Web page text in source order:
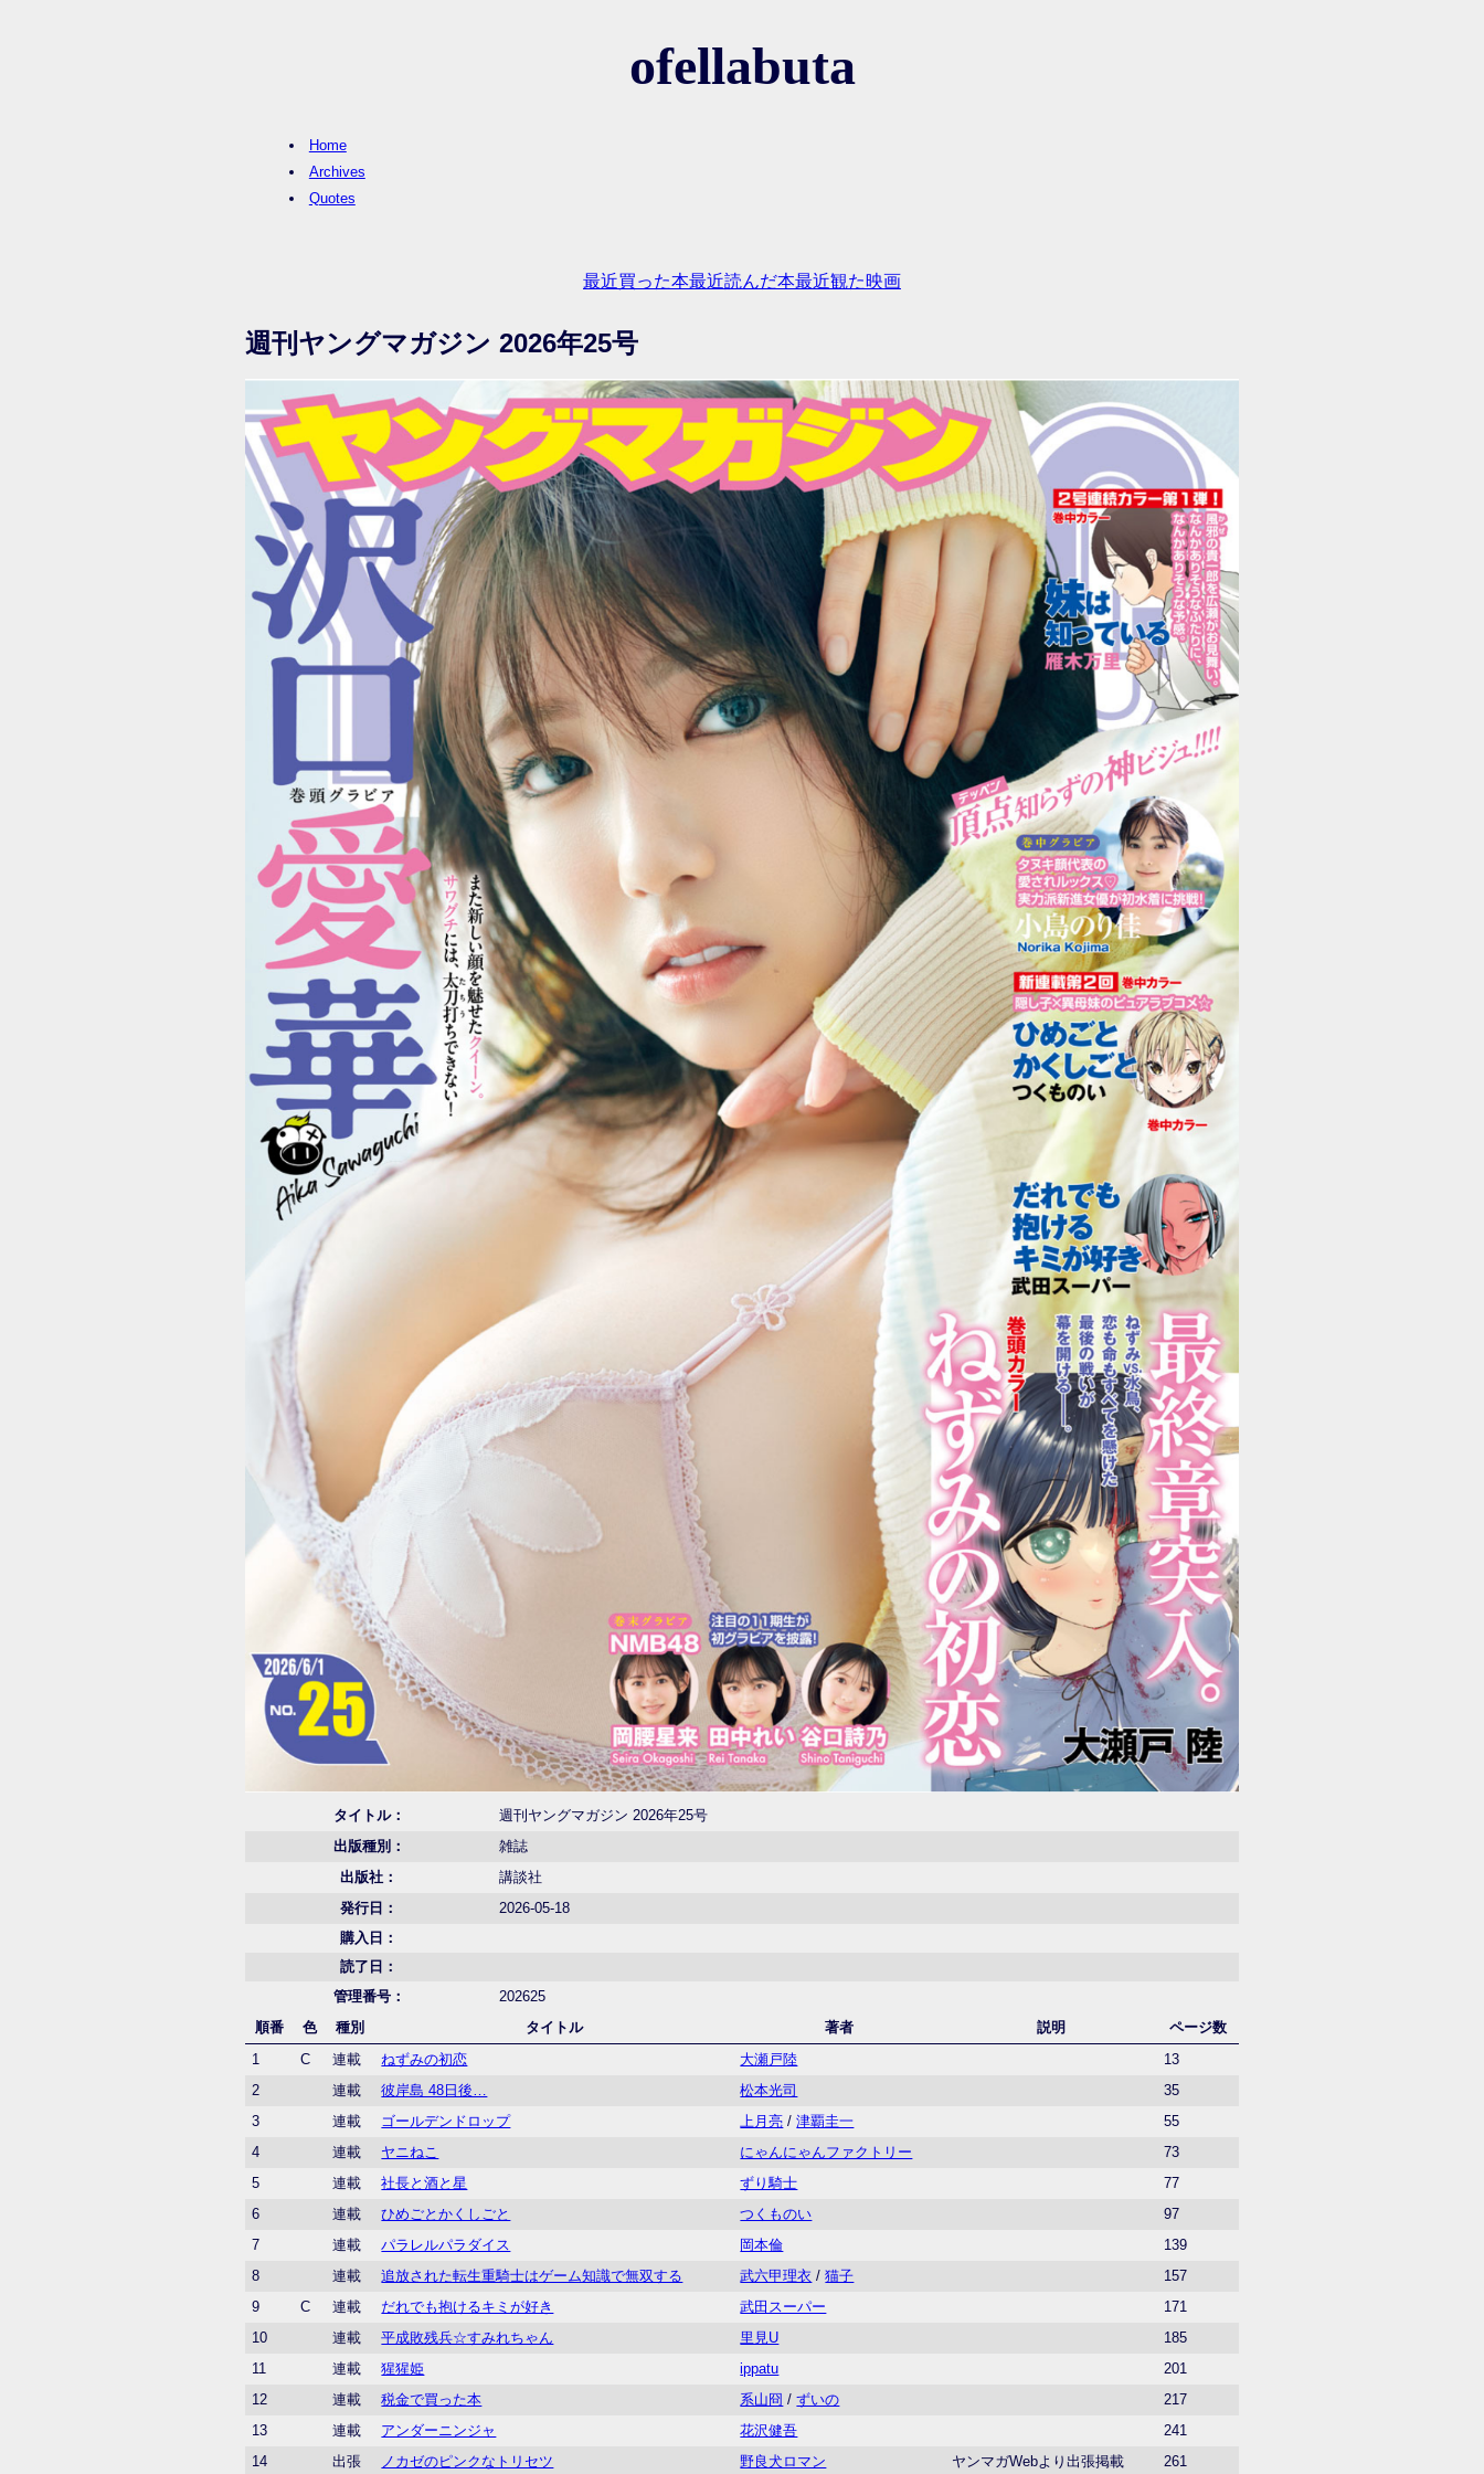
ofellabuta
Home
Archives
Quotes
最近買った本最近読んだ本最近観た映画
週刊ヤングマガジン 2026年25号
タイトル：
週刊ヤングマガジン 2026年25号
出版種別：
雑誌
出版社：
講談社
発行日：
2026-05-18
購入日：
読了日：
管理番号：
202625
順番
色 種別 タイトル 著者 説明
ページ数
1
C 連載 ねずみの初恋 大瀬戸陸
13
2
連載 彼岸島 48日後… 松本光司
35
3
連載 ゴールデンドロップ 上月亮 /津覇圭一
55
4
連載 ヤニねこ にゃんにゃんファクトリー
73
5
連載 社長と酒と星 ずり騎士
77
6
連載 ひめごとかくしごと つくものい
97
7
連載 パラレルパラダイス 岡本倫
139
8
連載 追放された転生重騎士はゲーム知識で無双する 武六甲理衣 /猫子
157
9
C 連載 だれでも抱けるキミが好き 武田スーパー
171
10
連載 平成敗残兵☆すみれちゃん 里見U
185
11
連載 猩猩姫 ippatu
201
12
連載 税金で買った本 系山冏 /ずいの
217
13
連載 アンダーニンジャ 花沢健吾
241
14
出張 ノカゼのピンクなトリセツ 野良犬ロマン ヤンマガWebより出張掲載 261